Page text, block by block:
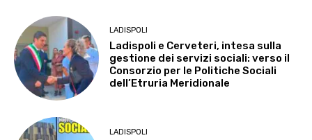
LADISPOLI
Ladispoli e Cerveteri, intesa sulla
gestione dei servizi sociali: verso il
Consorzio per le Politiche Sociali
dell’Etruria Meridionale
LADISPOLI